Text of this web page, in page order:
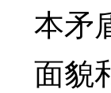
本矛
面貌